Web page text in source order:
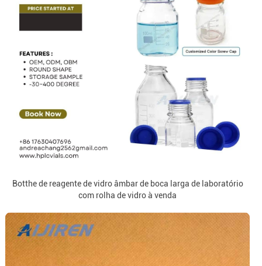
Botthe de reagente de vidro âmbar de boca larga de laboratório
com rolha de vidro à venda